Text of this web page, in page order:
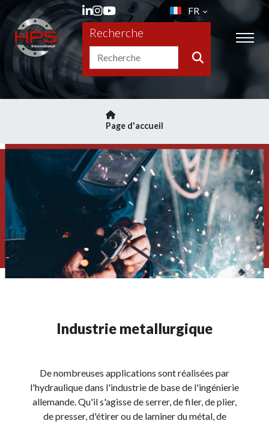
FR
Recherche
Page d'accueil
Industrie metallurgique
De nombreuses applications sont réalisées par
l'hydraulique dans l'industrie de base de l'ingénierie
allemande. Qu'il s'agisse de serrer, de filer, de plier,
de presser, d'étirer ou de laminer du métal, de